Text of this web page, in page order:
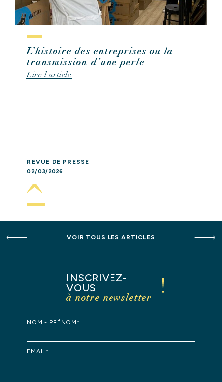
L’histoire des entreprises ou la
transmission d’une perle
Lire l'article
REVUE DE PRESSE
02/03/2026
VOIR TOUS LES ARTICLES
INSCRIVEZ-
VOUS
à notre newsletter
NOM - PRÉNOM*
EMAIL*